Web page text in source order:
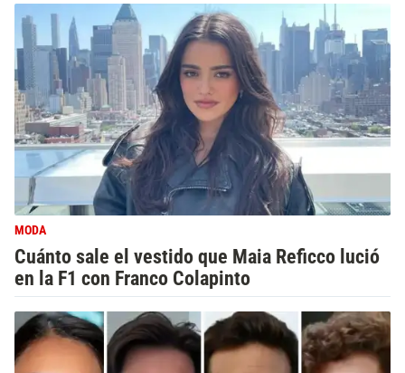
MODA
Cuánto sale el vestido que Maia Reficco lució
en la F1 con Franco Colapinto